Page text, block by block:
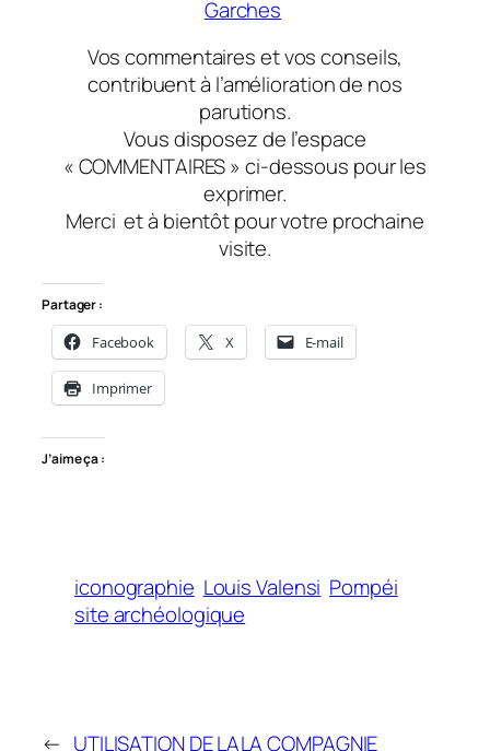
Garches
Vos commentaires et vos conseils,
contribuent à l’amélioration de nos
parutions.
Vous disposez de l’espace
« COMMENTAIRES » ci-dessous pour les
exprimer.
Merci et à bientôt pour votre prochaine
visite.
Partager :
Facebook X E-mail
Imprimer
J’aime ça :
iconographie Louis Valensi Pompéi
site archéologique
← UTILISATION DE LALA COMPAGNIE